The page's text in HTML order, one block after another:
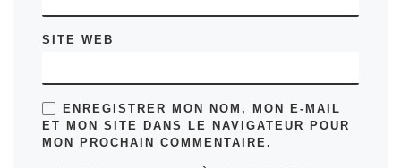
SITE WEB
ENREGISTRER MON NOM, MON E-MAIL
ET MON SITE DANS LE NAVIGATEUR POUR
MON PROCHAIN COMMENTAIRE.